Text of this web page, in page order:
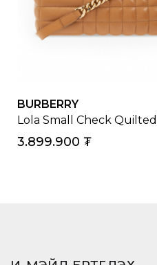
Lola Small Check Quilted
BURBERRY
3.899.900 ₮